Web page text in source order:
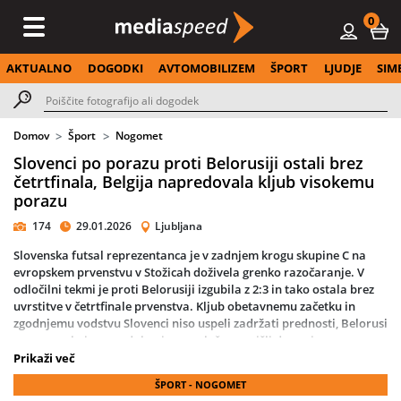
0
AKTUALNO DOGODKI AVTOMOBILIZEM ŠPORT LJUDJE
Domov Šport Nogomet
Slovenci po porazu proti Belorusiji ostali brez
četrtfinala, Belgija napredovala kljub visokemu
porazu
174 29.01.2026 Ljubljana
Slovenska futsal reprezentanca je v zadnjem krogu skupine C na
evropskem prvenstvu v Stožicah doživela grenko razočaranje. V
odločilni tekmi je proti Belorusiji izgubila z 2:3 in tako ostala brez
uvrstitve v četrtfinale prvenstva. Kljub obetavnemu začetku in
zgodnjemu vodstvu Slovenci niso uspeli zadržati prednosti, Belorusi
pa so z zrelo in napadalno igro zasluženo prišli do svoje prve zmage
na evropskih prvenstvih.
Tekma se je za domače začela sanjsko, saj je Jeremy Bukovec
Prikaži več
ŠPORT - NOGOMET